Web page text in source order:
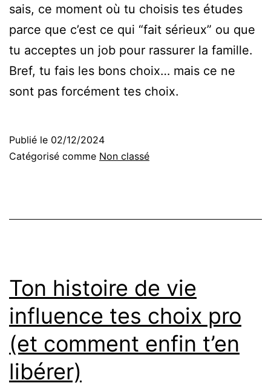
sais, ce moment où tu choisis tes études
parce que c’est ce qui “fait sérieux” ou que
tu acceptes un job pour rassurer la famille.
Bref, tu fais les bons choix… mais ce ne
sont pas forcément tes choix.
Publié le 02/12/2024
Catégorisé comme Non classé
Ton histoire de vie
influence tes choix pro
(et comment enfin t’en
libérer)